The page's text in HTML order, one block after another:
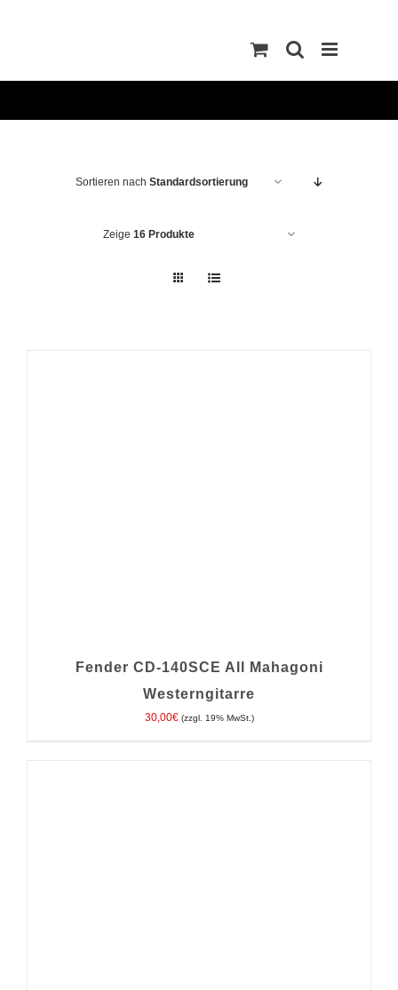
Sortieren nach Standardsortierung
Zeige 16 Produkte
Fender CD-140SCE All Mahagoni
Westerngitarre
30,00€ (zzgl. 19% MwSt.)